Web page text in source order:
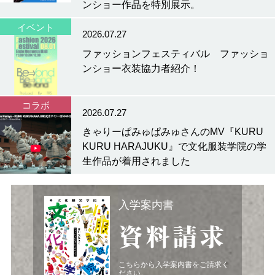
ンショー作品を特別展示。
イベント
2026.07.27
ファッションフェスティバル ファッショ
ンショー衣装協力者紹介！
コラボ
2026.07.27
きゃりーぱみゅぱみゅさんのMV『KURU
KURU HARAJUKU』で文化服装学院の学
生作品が着用されました
入学案内書
資料請求
こちらから入学案内書をご請求く
ださい。